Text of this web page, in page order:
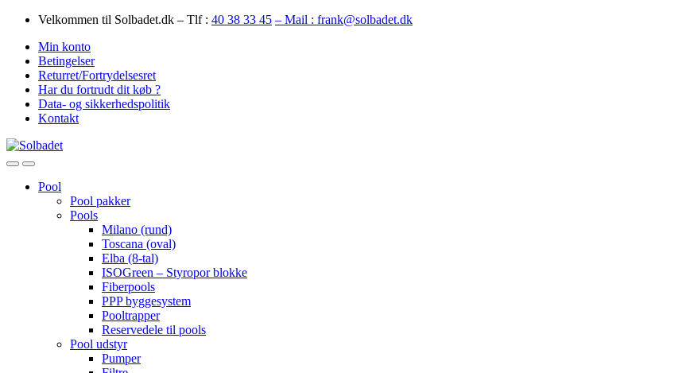
Skip
navigation
Skip
content
Velkommen til Solbadet.dk – Tlf : 40 38 33 45 – Mail : frank@solbadet.dk
Min konto
Betingelser
Returret/Fortrydelsesret
Har du fortrudt dit køb ?
Data- og sikkerhedspolitik
Kontakt
OpenClose
Pool
Pool pakker
Pools
Milano (rund)
Toscana (oval)
Elba (8-tal)
ISOGreen – Styropor blokke
Fiberpools
PPP byggesystem
Pooltrapper
Reservedele til pools
Pool udstyr
Pumper